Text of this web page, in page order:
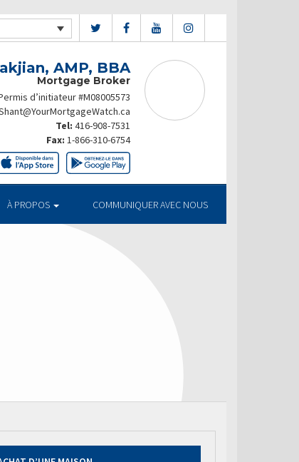
AMP, BBA
Mortgage Broker
d’initiateur #M08005573
Tel: 416-908-7531
Fax: 1-866-310-6754
À PROPOS COMMUNIQUER AVEC NOUS